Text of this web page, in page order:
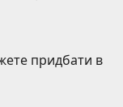
придбати в